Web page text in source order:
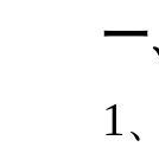
一、
1、